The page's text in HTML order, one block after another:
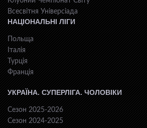
Всесвiтня Унiверсiaда
НАЦІОНАЛЬНІ ЛІГИ
Польща
Італія
Турція
Франція
УКРАЇНА. СУПЕРЛІГА. ЧОЛОВІКИ
Сезон 2025-2026
Сезон 2024-2025